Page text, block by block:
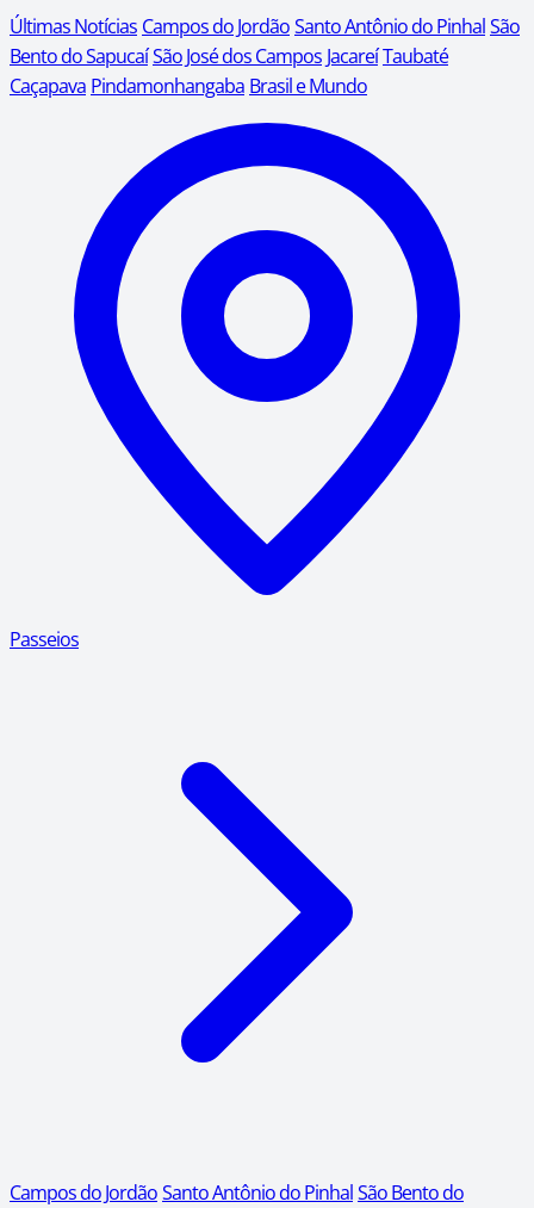
Últimas Notícias Campos do JordãoSanto Antônio do PinhalSão
Bento do SapucaíSão José dos Campos JacareíTaubaté
Caçapava Pindamonhangaba Brasil e Mundo
Passeios
Campos do JordãoSanto Antônio do PinhalSão Bento do